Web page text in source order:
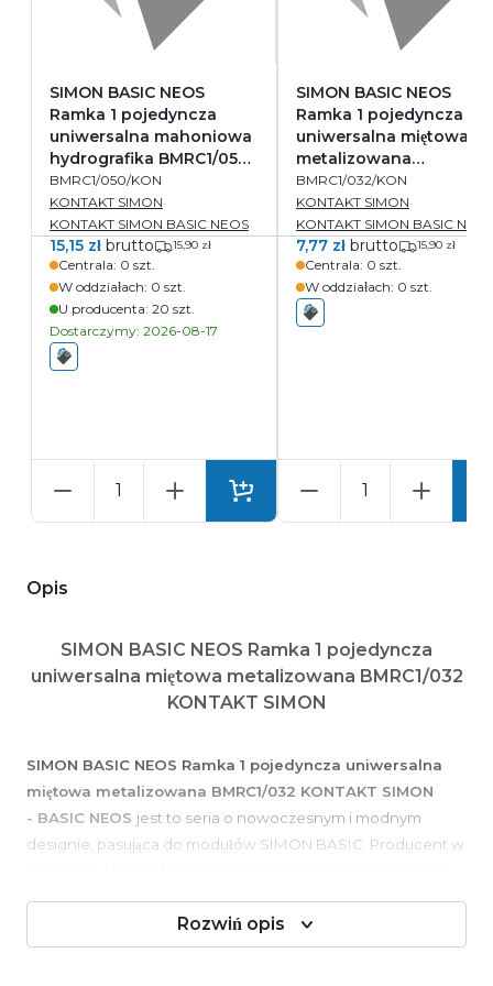
SIMON BASIC NEOS
Ramka 1 pojedyncza
uniwersalna mahoniowa
hydrografika BMRC1/050
KONTAKT SIMON
BMRC1/050/KON
KONTAKT SIMON
KONTAKT SIMON BASIC NEOS
15,15 zł brutto 15,90 zł
Centrala: 0 szt.
W oddziałach: 0 szt.
U producenta: 20 szt.
Dostarczymy: 2026-08-17
SIMON BASIC NEOS
Ramka 1 pojedyncza
uniwersalna miętowa
metalizowana
BMRC1/032 KONTAKT
SIMON
BMRC1/032/KON
KONTAKT SIMON
KONTAKT SIMON BASIC
7,77 zł brutto 15,90 zł
Centrala: 0 szt.
W oddziałach: 0 szt.
Opis
SIMON BASIC NEOS Ramka 1 pojedyncza
uniwersalna miętowa metalizowana BMRC1/032
KONTAKT SIMON
SIMON BASIC NEOS Ramka 1 pojedyncza uniwersalna
miętowa metalizowana BMRC1/032 KONTAKT SIMON
- BASIC NEOS jest to seria o nowoczesnym i modnym
designie, pasująca do modułów SIMON BASIC. Producent w
105 kombinacji kolorystycznych.
Rozwiń opis